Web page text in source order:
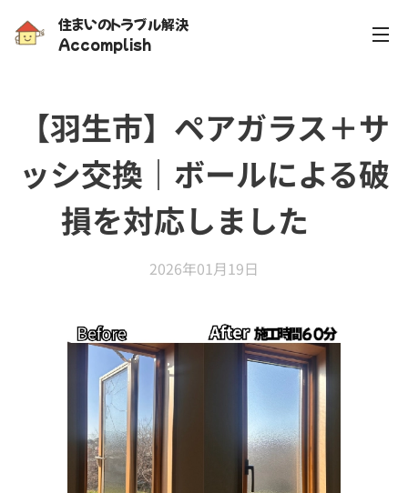
住まいのトラブル解決
Accomplish
【羽生市】ペアガラス＋サ
ッシ交換｜ボールによる破
損を対応しました✨
2026年01月19日